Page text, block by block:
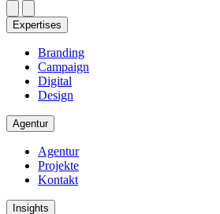
Expertises
Branding
Campaign
Digital
Design
Agentur
Agentur
Projekte
Kontakt
Insights